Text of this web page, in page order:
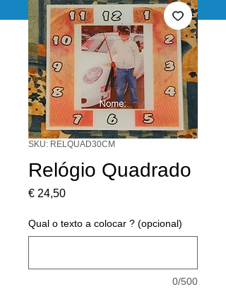
SKU: RELQUAD30CM
Relógio Quadrado
€ 24,50Preço
Qual o texto a colocar ? (opcional)
0/500